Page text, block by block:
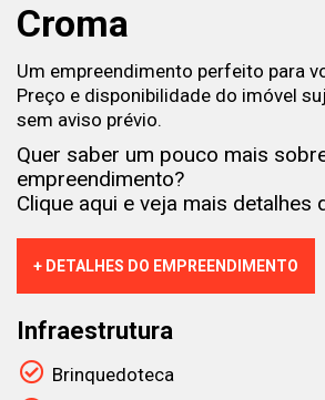
Croma
Um empreendimento perfeito para
Preço e disponibilidade do imóvel
sem aviso prévio.
Quer saber um pouco mais
empreendimento?
Clique aqui e veja mais detalhes
+ DETALHES DO EMPREENDIMENTO
Infraestrutura
Brinquedoteca